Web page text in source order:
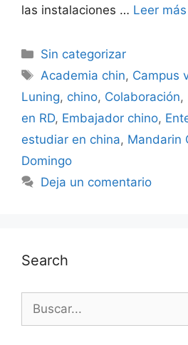
las instalaciones … Leer más
Sin categorizar
Academia chin, Campus
Luning, chino, Colaboración,
en RD, Embajador chino,
estudiar en china, Mandarin
Domingo
Deja un comentario
Search